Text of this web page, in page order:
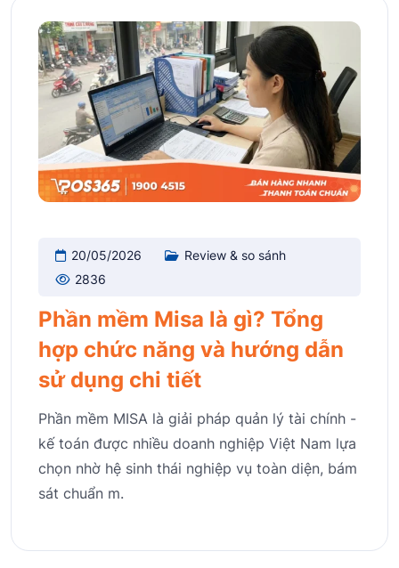
20/05/2026
Review & so sánh
2836
Phần mềm Misa là gì? Tổng
hợp chức năng và hướng dẫn
sử dụng chi tiết
Phần mềm MISA là giải pháp quản lý tài chính -
kế toán được nhiều doanh nghiệp Việt Nam lựa
chọn nhờ hệ sinh thái nghiệp vụ toàn diện, bám
sát chuẩn m.